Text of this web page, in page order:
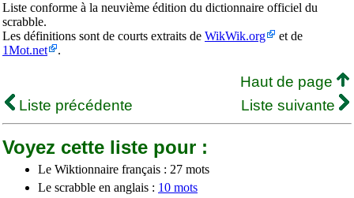
Liste conforme à la neuvième édition du dictionnaire officiel du
scrabble.
Les définitions sont de courts extraits de WikWik.org
et de
1Mot.net
.
Haut de page
Liste précédente
Liste suivante
Voyez cette liste pour :
Le Wiktionnaire français : 27 mots
Le scrabble en anglais : 10 mots